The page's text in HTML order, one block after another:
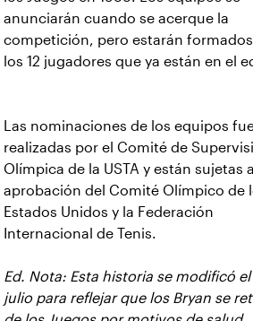
anunciarán cuando se acerque la
competición, pero estarán
los 12 jugadores que ya están en el
Las nominaciones de los equipos
realizadas por el Comité de
Olímpica de la USTA y están sujetas
aprobación del Comité Olímpico de
Estados Unidos y la Federación
Internacional de Tenis.
Ed. Nota: Esta historia se modificó el
julio para reflejar que los Bryan se